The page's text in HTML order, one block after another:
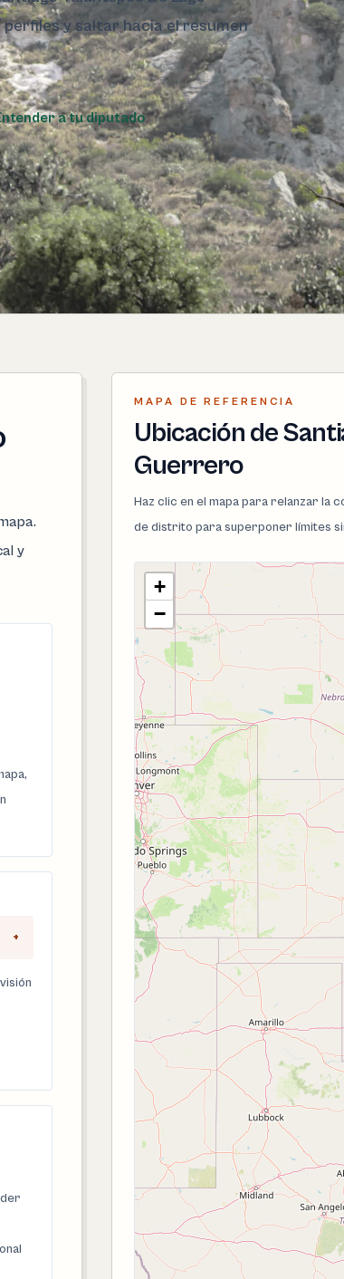
y saltar hacia el resumen
a tu diputado
y
+
MAPA DE REFERENCIA
Ubicación de
Guerrero
Haz clic en el mapa para relanzar la
de distrito para superponer límites
+
−